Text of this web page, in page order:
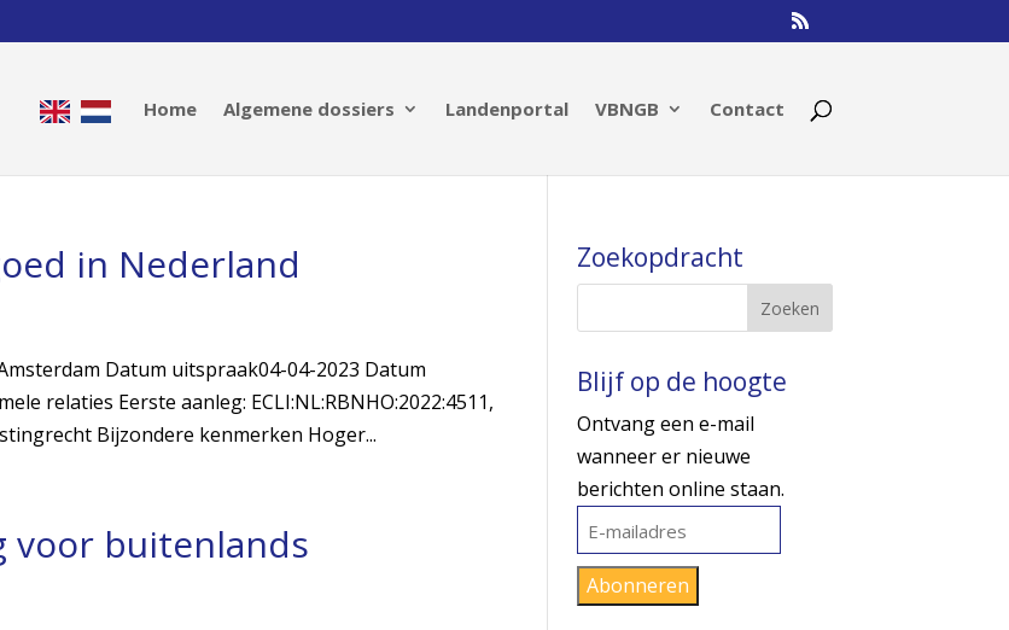
Home Algemene dossiers Landenportal VBNGB Contact
in Nederland
Datum uitspraak04-04-2023 Datum
relaties Eerste aanleg: ECLI:NL:RBNHO:2022:4511,
Bijzondere kenmerken Hoger...
voor buitenlands
Zoekopdracht
Blijf op de hoogte
Ontvang een e-mail
wanneer er nieuwe
berichten online staan.
E-
mailadres
Abonneren